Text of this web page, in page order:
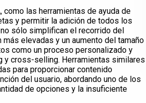
las herramientas de ayuda de
y permitir la adición de todos los
sólo simplifican el recorrido del
elevadas y un aumento del tamaño
como un proceso personalizado y
y cross-selling. Herramientas similares
para proporcionar contenido
del usuario, abordando uno de los
de opciones y la insuficiente